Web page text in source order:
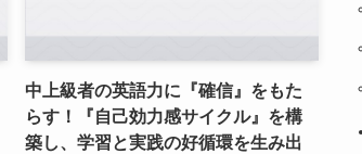
中上級者の英語力に『確信』をもた
らす！『自己効力感サイクル』を構
築し、学習と実践の好循環を生み出